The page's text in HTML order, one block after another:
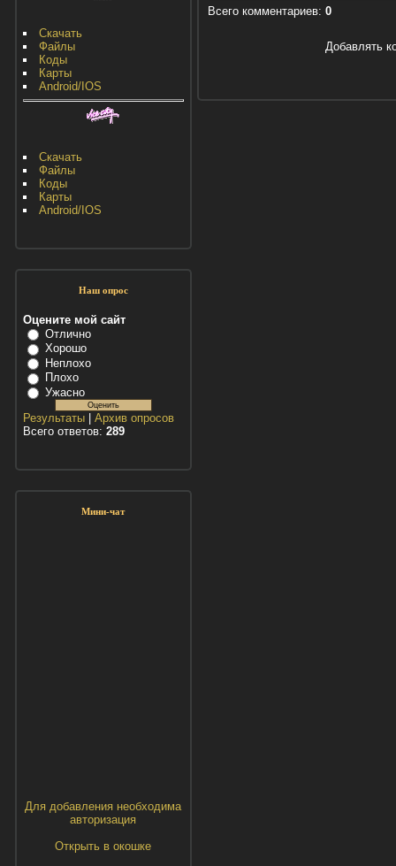
Скачать
Файлы
Коды
Карты
Android/IOS
Скачать
Файлы
Коды
Карты
Android/IOS
Наш опрос
Оцените мой сайт
Отлично
Хорошо
Неплохо
Плохо
Ужасно
Результаты| Архив опросов
Всего ответов: 289
Мини-чат
Для добавления необходима
авторизация
Открыть в окошке
Всего комментариев: 0
Добавлять